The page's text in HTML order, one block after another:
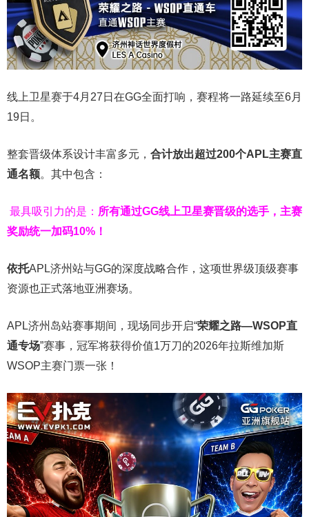
线上卫星赛于4月27日在GG全面打响，赛程将一路延续至6月
19日。
整套晋级体系设计丰富多元， 合计放出超过200个APL主赛直
通名额。其中包含：
最具吸引力的是： 所有通过GG线上卫星赛晋级的选手，主赛
奖励统一加码10% ！
依托APL济州站与GG的深度战略合作，这项世界级顶级赛事
资源也正式落地亚洲赛场。
APL济州岛站赛事期间，现场同步开启“荣耀之路—WSOP直
通专场”赛事，冠军将获得价值1万刀的2026年拉斯维加斯
WSOP主赛门票一张！